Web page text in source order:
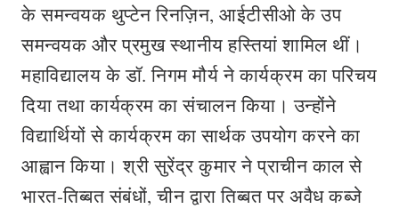
के समन्वयक थुप्टेन रिनज़िन, आईटीसीओ के उप
समन्वयक और प्रमुख स्थानीय हस्तियां शामिल थीं।
महाविद्यालय के डॉ. निगम मौर्य ने कार्यक्रम का परिचय
दिया तथा कार्यक्रम का संचालन किया। उन्‍होंने
विद्यार्थियों से कार्यक्रम का सार्थक उपयोग करने का
आह्वान किया। श्री सुरेंद्र कुमार ने प्राचीन काल से
भारत-तिब्बत संबंधों, चीन द्वारा तिब्बत पर अवैध कब्जे